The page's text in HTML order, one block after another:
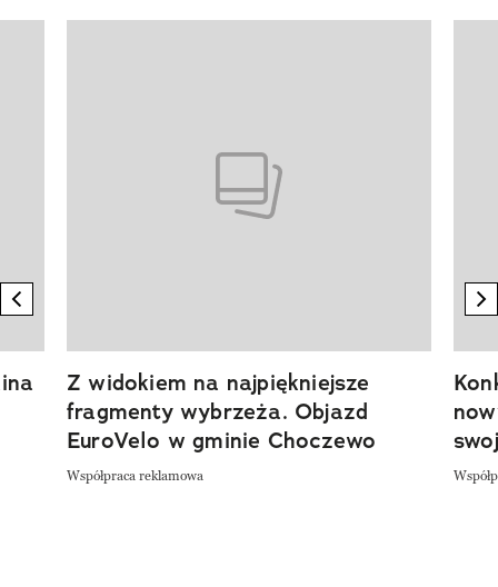
previous element
Z widokiem na najpiękniejsze
fragmenty wybrzeża. Objazd
EuroVelo w gminie Choczewo
Współpraca reklamowa